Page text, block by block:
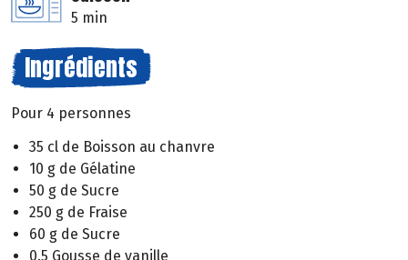
5 min
Ingrédients
Pour 4 personnes
35 cl de Boisson au chanvre
10 g de Gélatine
50 g de Sucre
250 g de Fraise
60 g de Sucre
0.5 Gousse de vanille